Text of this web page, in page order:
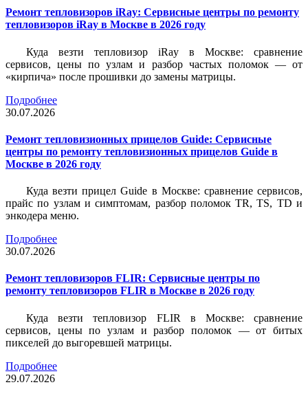
Ремонт тепловизоров iRay: Сервисные центры по ремонту
тепловизоров iRay в Москве в 2026 году
Куда везти тепловизор iRay в Москве: сравнение
сервисов, цены по узлам и разбор частых поломок — от
«кирпича» после прошивки до замены матрицы.
Подробнее
30.07.2026
Ремонт тепловизионных прицелов Guide: Сервисные
центры по ремонту тепловизионных прицелов Guide в
Москве в 2026 году
Куда везти прицел Guide в Москве: сравнение сервисов,
прайс по узлам и симптомам, разбор поломок TR, TS, TD и
энкодера меню.
Подробнее
30.07.2026
Ремонт тепловизоров FLIR: Сервисные центры по
ремонту тепловизоров FLIR в Москве в 2026 году
Куда везти тепловизор FLIR в Москве: сравнение
сервисов, цены по узлам и разбор поломок — от битых
пикселей до выгоревшей матрицы.
Подробнее
29.07.2026